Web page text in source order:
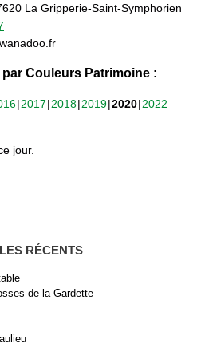
La Gripperie-Saint-Symphorien
Couleurs Patrimoine :
2017 2018 2019 2020 2022
jour.
RÉCENTS
de la Gardette